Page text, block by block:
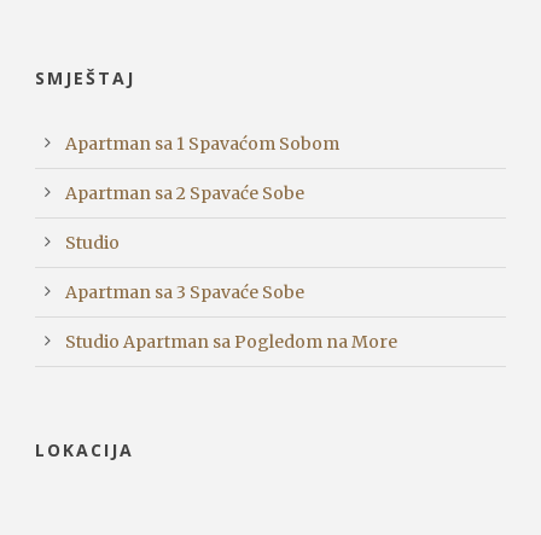
SMJEŠTAJ
Apartman sa 1 Spavaćom Sobom
Apartman sa 2 Spavaće Sobe
Studio
Apartman sa 3 Spavaće Sobe
Studio Apartman sa Pogledom na More
LOKACIJA